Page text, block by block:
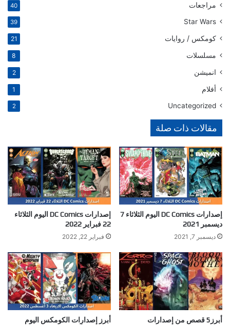
مراجعات 40
Star Wars
39
كومكس / روايات 21
مسلسلات 8
انميشن 2
أفلام 1
Uncategorized
2
مقالات ذات صلة
إصدارات DC Comics اليوم الثلاثاء 7
ديسمبر 2021
ديسمبر 7, 2021
إصدارات DC Comics اليوم الثلاثاء
22 فبراير 2022
فبراير 22, 2022
أبرز5 قصص من إصدارات
أبرز إصدارات الكومكس اليوم